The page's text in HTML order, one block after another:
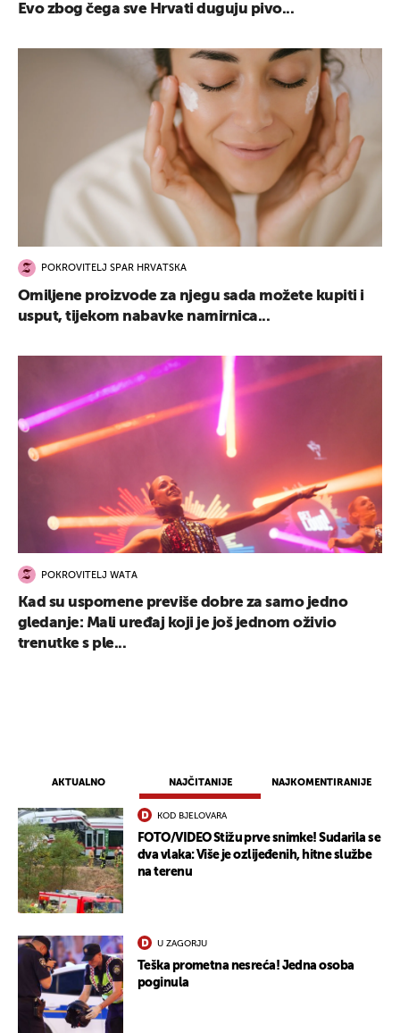
AKTUALNO NAJČITANIJE NAJKOMENTIRANIJE
KOD BJELOVARA
FOTO/VIDEO Stižu prve snimke! Sudarila se
dva vlaka: Više je ozlijeđenih, hitne službe
na terenu
U ZAGORJU
Teška prometna nesreća! Jedna osoba
poginula
Evo zbog čega sve Hrvati duguju pivo...
POKROVITELJ SPAR HRVATSKA
Omiljene proizvode za njegu sada možete kupiti i
usput, tijekom nabavke namirnica...
POKROVITELJ WATA
Kad su uspomene previše dobre za samo jedno
gledanje: Mali uređaj koji je još jednom oživio
trenutke s ple...